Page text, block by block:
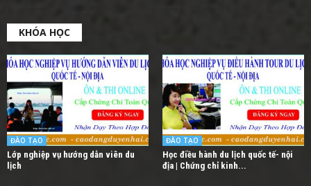
KHÓA HỌC
ĐÀO TẠO
Lớp nghiệp vụ hướng dẫn viên du
lịch
ĐÀO TẠO
Học điều hành du lịch quốc tế- nội
địa | Chứng chỉ kinh...